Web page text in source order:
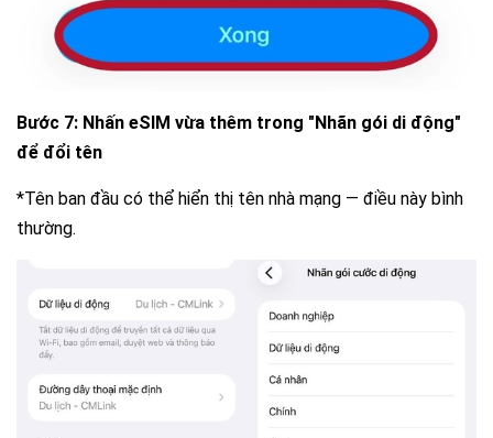
Bước 7: Nhấn eSIM vừa thêm trong "Nhãn gói di động"
để đổi tên
*Tên ban đầu có thể hiển thị tên nhà mạng — điều này bình
thường.